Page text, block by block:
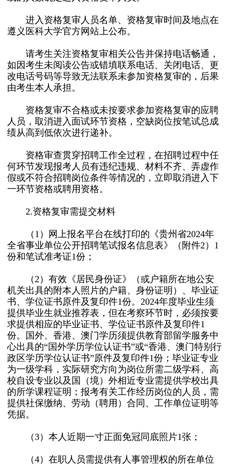
进入资格复审人员名单、资格复审时间及地点在
遵义医科大学官方网站上公布。
请考生关注资格复审相关公告并保持电话畅通，
如因考生未阅读公告或错填联系电话、关闭电话、更
改电话号码等导致无法联系未参加资格复审的，后果
由考生本人承担。
资格复审不合格或未按要求参加资格复审的应聘
人员，取消进入面试环节资格，空缺岗位按笔试总成
绩从高到低依次进行递补。
资格审查贯穿招聘工作全过程，在招聘过程中任
何环节发现报考人员有违纪违规、材料不齐、弄虚作
假或不符合招聘岗位条件等情况的，立即取消进入下
一环节资格或聘用资格。
2.资格复审需提交材料
（1）网上报名平台在线打印的《贵州省2024年
全省事业单位公开招聘笔试报名信息表》（附件2）1
份和笔试准考证1份；
（2）有效《居民身份证》（或户籍所在地公安
机关出具的附本人照片的户籍、身份证明）、毕业证
书、学位证书原件及复印件1份。2024年度毕业生须
提供毕业生就业推荐表，但在考察环节时，必须按要
求提供相应的毕业证书、学位证书原件及复印件1
份。国外、香港、澳门学历须提供教育部留学服务中
心出具的“国外学历学位认证书”或“香港、澳门特别行
政区学历学位认证书”原件及复印件1份；毕业证专业
为一级学科，实际研究方向为岗位所需二级学科、高
校自设专业以及国（境）外相近专业需提供学校出具
的所学课程证明；报考有关工作经历岗位的人员，需
提供社保缴纳、劳动（聘用）合同、工作单位证明等
凭据。
（3）本人近期一寸正面免冠同底照片1张；
（4）在职人员需提供有人事管理权的所在单位